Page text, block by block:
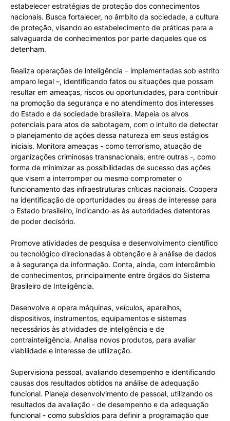
estabelecer estratégias de proteção dos conhecimentos
nacionais. Busca fortalecer, no âmbito da sociedade, a cultura
de proteção, visando ao estabelecimento de práticas para a
salvaguarda de conhecimentos por parte daqueles que os
detenham.
Realiza operações de inteligência – implementadas sob estrito
amparo legal –, identificando fatos ou situações que possam
resultar em ameaças, riscos ou oportunidades, para contribuir
na promoção da segurança e no atendimento dos interesses
do Estado e da sociedade brasileira. Mapeia os alvos
potenciais para atos de sabotagem, com o intuito de detectar
o planejamento de ações dessa natureza em seus estágios
iniciais. Monitora ameaças - como terrorismo, atuação de
organizações criminosas transnacionais, entre outras -, como
forma de minimizar as possibilidades de sucesso das ações
que visem a interromper ou mesmo comprometer o
funcionamento das infraestruturas críticas nacionais. Coopera
na identificação de oportunidades ou áreas de interesse para
o Estado brasileiro, indicando-as às autoridades detentoras
de poder decisório.
Promove atividades de pesquisa e desenvolvimento científico
ou tecnológico direcionadas à obtenção e à análise de dados
e à segurança da informação. Conta, ainda, com intercâmbio
de conhecimentos, principalmente entre órgãos do Sistema
Brasileiro de Inteligência.
Desenvolve e opera máquinas, veículos, aparelhos,
dispositivos, instrumentos, equipamentos e sistemas
necessários às atividades de inteligência e de
contrainteligência. Analisa novos produtos, para avaliar
viabilidade e interesse de utilização.
Supervisiona pessoal, avaliando desempenho e identificando
causas dos resultados obtidos na análise de adequação
funcional. Planeja desenvolvimento de pessoal, utilizando os
resultados da avaliação - de desempenho e da adequação
funcional - como subsídios para definir a programação que